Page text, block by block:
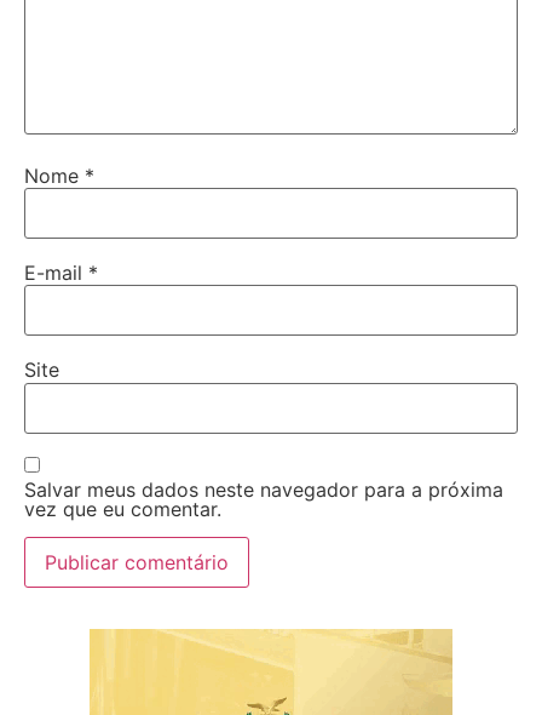
Nome *
E-mail *
Site
Salvar meus dados neste navegador para a próxima
vez que eu comentar.